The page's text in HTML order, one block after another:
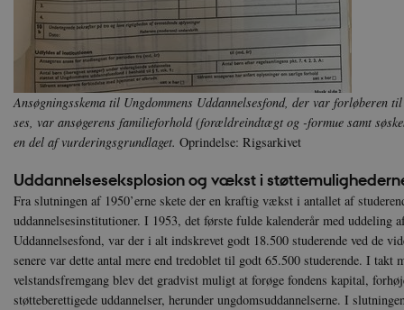
Ansøgningsskema til Ungdommens Uddannelsesfond, der var forløberen
ses, var ansøgerens familieforhold (forældreindtægt og -formue samt
en del af vurderingsgrundlaget. Oprindelse: Rigsarkivet
Uddannelseseksplosion og vækst i
Fra slutningen af 1950’erne skete der en kraftig vækst i antallet af
uddannelsesinstitutioner. I 1953, det første fulde kalenderår med uddeling
Uddannelsesfond, var der i alt indskrevet godt 18.500 studerende ved de
senere var dette antal mere end tredoblet til godt 65.500 studerende. I takt
velstandsfremgang blev det gradvist muligt at forøge fondens kapital,
støtteberettigede uddannelser, herunder ungdomsuddannelserne. I
Hjemmesiden kan ikke
Navn
be_typo_user
sp_t
CookieScriptConsent
XSRF-TOKEN